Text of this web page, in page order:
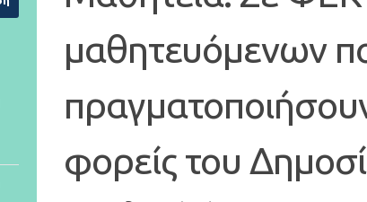
μαθητευόμενων
φορείς του